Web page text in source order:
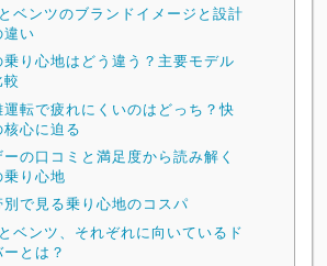
ベンツのブランドイメージと設計
い
り心地はどう違う？主要モデル
転で疲れにくいのはどっち？快
心に迫る
の口コミと満足度から読み解く
り心地
で見る乗り心地のコスパ
ベンツ、それぞれに向いているド
とは？